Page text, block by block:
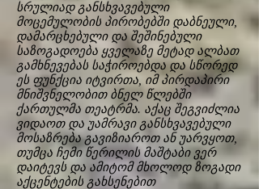
სრულიად განსხვავებული
მოცემულობის პირობებში დაბნეული,
დამარცხებული და შეშინებული
საზოგადოება ყველაზე მეტად ალბათ
გამხნევებას საჭიროებდა და სწორედ
ეს ფუნქცია იტვირთა, იმ პირდაპირი
მნიშვნელობით ბნელ წლებში
ქართულმა თეატრმა. აქაც შეგვიძლია
ვიდაოთ და უამრავი განსხვავებული
მოსაზრება გავიზიაროთ ან უარვყოთ,
თუმცა ჩემი წერილის მაშტაბი ვერ
დაიტევს და ამიტომ მხოლოდ ზოგადი
აქცენტების გახსენებით